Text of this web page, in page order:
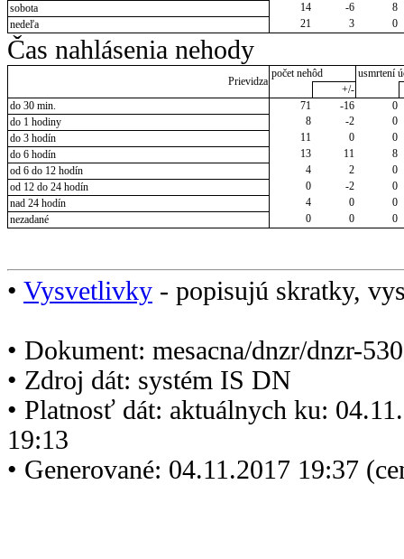
sobota
14 -6
8
nedeľa
21 3 0
Čas nahlásenia nehody
Prievidza
počet nehôd
usmrtení
+/-
do 30 min.
71 -16
0
do 1 hodiny
8 -2
0
do 3 hodín
11 0
0
do 6 hodín
13 11
8
od 6 do 12 hodín
4 2
0
od 12 do 24 hodín
0 -2
0
nad 24 hodín
4 0
0
nezadané
0 0 0
• Vysvetlivky - popisujú skratky,
• Dokument: mesacna/dnzr/dnzr-
• Zdroj dát: systém IS DN
• Platnosť dát: aktuálnych ku:
19:13
• Generované: 04.11.2017 19:37